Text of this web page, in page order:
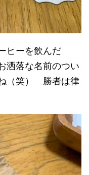
ヒーを飲んだ
洒落な名前のつい
（笑） 勝者は律